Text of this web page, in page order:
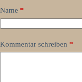
Name *
Kommentar schreiben *